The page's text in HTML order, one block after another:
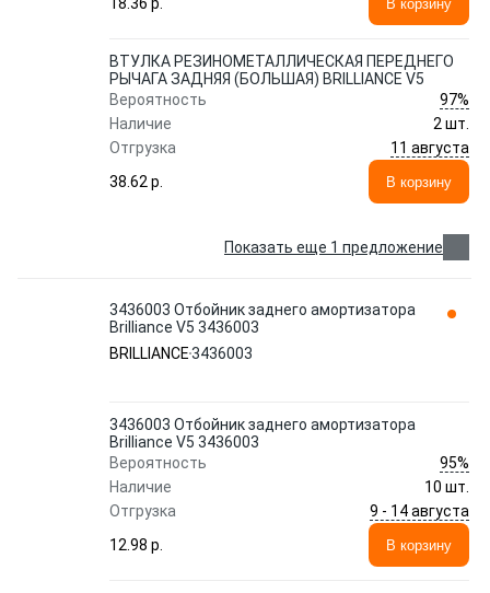
В корзину
ВТУЛКА РЕЗИНОМЕТАЛЛИЧЕСКАЯ ПЕРЕДНЕГО
РЫЧАГА ЗАДНЯЯ (БОЛЬШАЯ) BRILLIANCE V5
Вероятность
97%
Наличие
2 шт.
Отгрузка
11 августа
38.62 p.
В корзину
Показать еще 1 предложение
3436003 Отбойник заднего амортизатора
Brilliance V5 3436003
BRILLIANCE3436003
3436003 Отбойник заднего амортизатора
Brilliance V5 3436003
Вероятность
95%
Наличие
10 шт.
Отгрузка
9 - 14 августа
12.98 p.
В корзину